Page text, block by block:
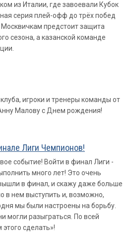
из Италии, где завоевали Кубок
серия плей-офф до трёх побед
предстоит защита
сезона, а казанской команде
игроки и тренеры команды от
Малову с Днем рождения!
Лиги Чемпионов!
событие! Войти в финал Лиги -
много лет! Это очень
в финал, и скажу даже больше
в нем выступить и, возможно,
мы были настроены на борьбу.
могли разыграться. По всей
сделать»!